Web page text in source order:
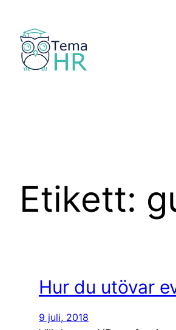
innehåll
Etikett:
Hur du utövar
9 juli, 2018